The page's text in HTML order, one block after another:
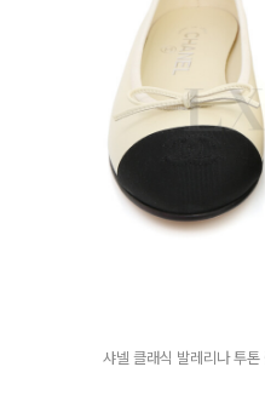
샤넬 클래식 발레리나 투